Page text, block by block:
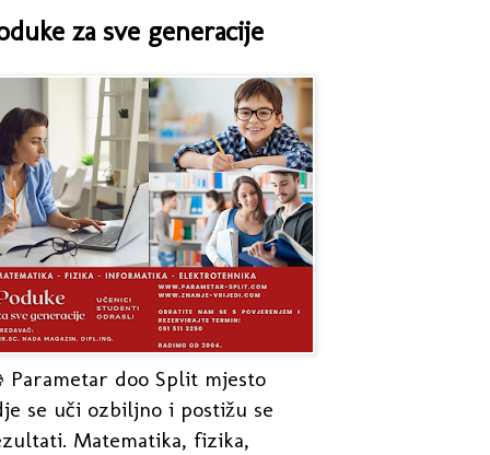
za sve generacije
Parametar doo Split mjesto
se uči ozbiljno i postižu se
Matematika, fizika,